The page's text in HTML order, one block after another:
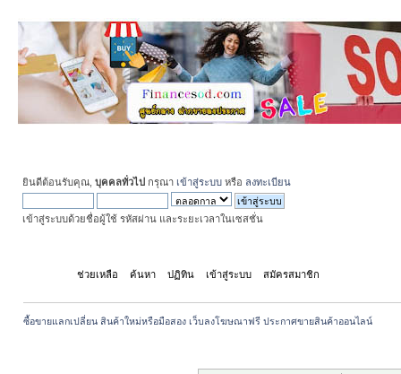
ยินดีต้อนรับคุณ, บุคคลทั่วไป กรุณา เข้าสู่ระบบ หรือ ลงทะเบียน
เข้าสู่ระบบด้วยชื่อผู้ใช้ รหัสผ่าน และระยะเวลาในเซสชั่น
ช่วยเหลือ ค้นหา ปฏิทิน เข้าสู่ระบบ สมัครสมาชิก
ซื้อขายแลกเปลี่ยน สินค้าใหม่หรือมือสอง เว็บลงโฆษณาฟรี ประกาศขายสินค้าออนไลน์